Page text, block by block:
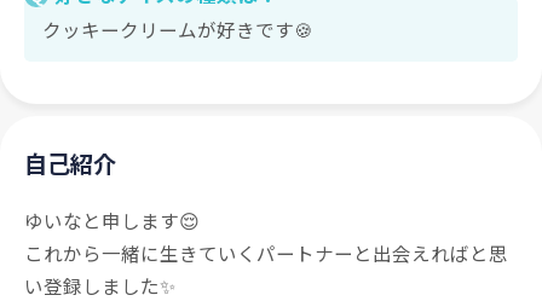
クッキークリームが好きです🍪
自己紹介
ゆいなと申します😌
これから一緒に生きていくパートナーと出会えればと思
い登録しました✨